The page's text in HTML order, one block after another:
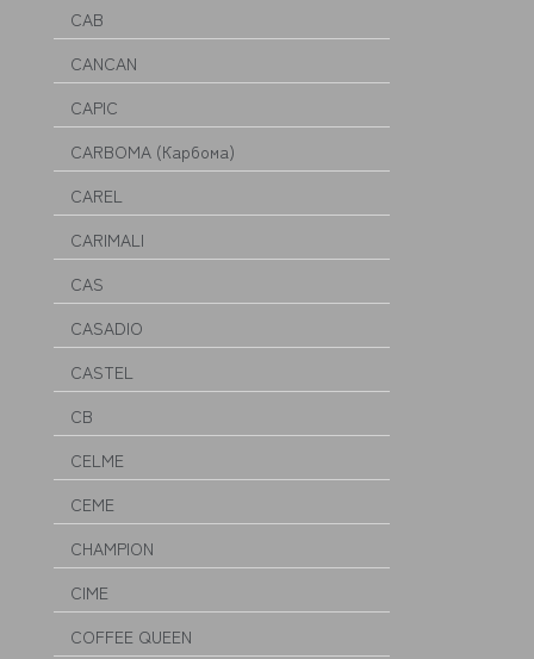
CAB
CANCAN
CAPIC
CARBOMA (Карбома)
CAREL
CARIMALI
CAS
CASADIO
CASTEL
CB
CELME
CEME
CHAMPION
CIME
COFFEE QUEEN